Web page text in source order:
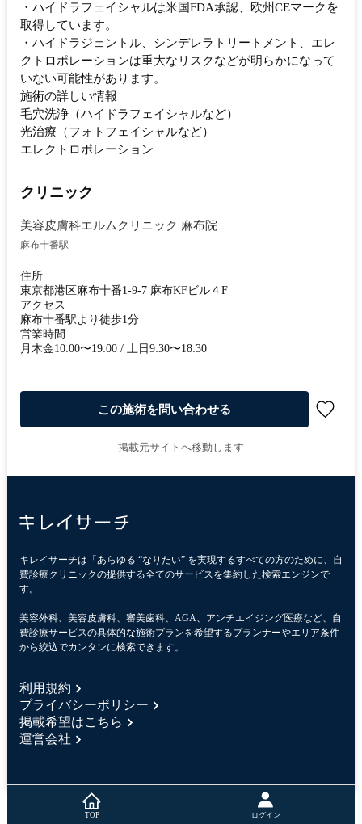
・ハイドラフェイシャルは米国FDA承認、欧州CEマークを
取得しています。
・ハイドラジェントル、シンデレラトリートメント、エレ
クトロポレーションは重大なリスクなどが明らかになって
いない可能性があります。
施術の詳しい情報
毛穴洗浄（ハイドラフェイシャルなど）
光治療（フォトフェイシャルなど）
エレクトロポレーション
クリニック
美容皮膚科エルムクリニック 麻布院
麻布十番駅
住所
東京都港区麻布十番1-9-7 麻布KFビル４F
アクセス
麻布十番駅より徒歩1分
営業時間
月木金10:00〜19:00 / 土日9:30〜18:30
この施術を問い合わせる
掲載元サイトへ移動します
キレイサーチは「あらゆる “なりたい” を実現するすべての方のために、自
費診療クリニックの提供する全てのサービスを集約した検索エンジンで
す。
美容外科、美容皮膚科、審美歯科、AGA、アンチエイジング医療など、自
費診療サービスの具体的な施術プランを希望するプランナーやエリア条件
から絞込でカンタンに検索できます。
利用規約
プライバシーポリシー
掲載希望はこちら
運営会社
TOP ログイン